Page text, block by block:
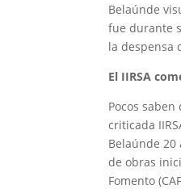
Belaúnde
fue durante
la despensa
El IIRSA
Pocos
criticada
Belaúnde 20
de obras
Fomento